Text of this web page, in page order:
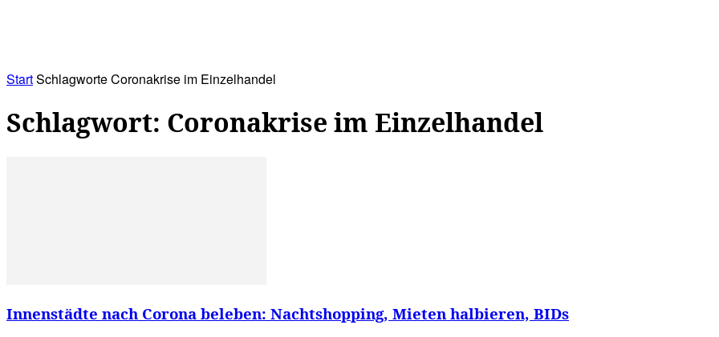
StartSchlagworteCoronakrise im Einzelhandel
Schlagwort: Coronakrise im Einzelhandel
Innenstädte nach Corona beleben: Nachtshopping, Mieten halbieren, BIDs